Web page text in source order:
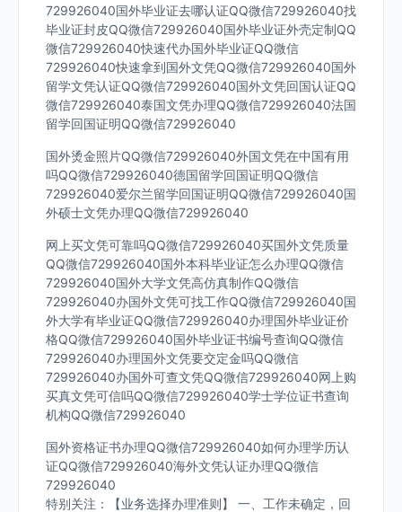
729926040国外毕业证去哪认证QQ微信729926040找
毕业证封皮QQ微信729926040国外毕业证外壳定制QQ
微信729926040快速代办国外毕业证QQ微信
729926040快速拿到国外文凭QQ微信729926040国外
留学文凭认证QQ微信729926040国外文凭回国认证QQ
微信729926040泰国文凭办理QQ微信729926040法国
留学回国证明QQ微信729926040
国外烫金照片QQ微信729926040外国文凭在中国有用
吗QQ微信729926040德国留学回国证明QQ微信
729926040爱尔兰留学回国证明QQ微信729926040国
外硕士文凭办理QQ微信729926040
网上买文凭可靠吗QQ微信729926040买国外文凭质量
QQ微信729926040国外本科毕业证怎么办理QQ微信
729926040国外大学文凭高仿真制作QQ微信
729926040办国外文凭可找工作QQ微信729926040国
外大学有毕业证QQ微信729926040办理国外毕业证价
格QQ微信729926040国外毕业证书编号查询QQ微信
729926040办理国外文凭要交定金吗QQ微信
729926040办国外可查文凭QQ微信729926040网上购
买真文凭可信吗QQ微信729926040学士学位证书查询
机构QQ微信729926040
国外资格证书办理QQ微信729926040如何办理学历认
证QQ微信729926040海外文凭认证办理QQ微信
729926040
特别关注：【业务选择办理准则】 一、工作未确定，回